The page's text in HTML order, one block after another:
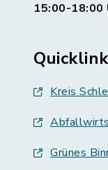
15:00-18:00
Kreis
Grünes